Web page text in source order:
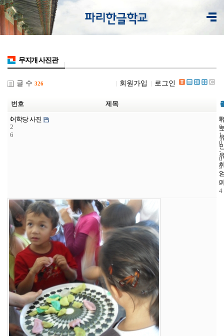
무지개 사진관
글 수 326 회원가입 로그인
번호 제목
1
2
6
어학당 사진 9
2
0
1
0
-
0
9
-
2
4